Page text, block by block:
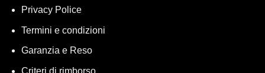
Privacy Police
Termini e condizioni
Garanzia e Reso
Criteri di rimborso